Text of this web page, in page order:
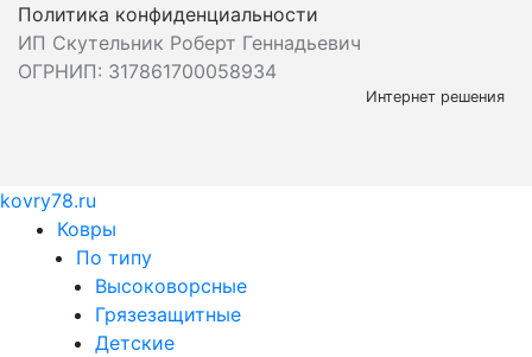
Политика конфиденциальности
ИП Скутельник Роберт Геннадьевич
ОГРНИП: 317861700058934
Интернет решения
kovry78.ru
Ковры
По типу
Высоковорсные
Грязезащитные
Детские